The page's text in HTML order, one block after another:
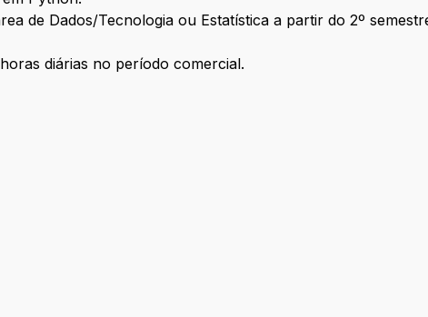
de Dados/Tecnologia ou Estatística a partir do 2º
diárias no período comercial.